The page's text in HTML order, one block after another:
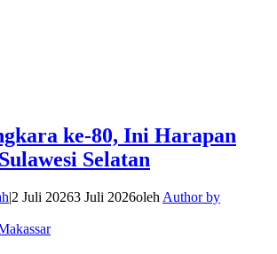
ke-80, Ini Harapan
Selatan
|2 Juli 20263 Juli 2026oleh Author by